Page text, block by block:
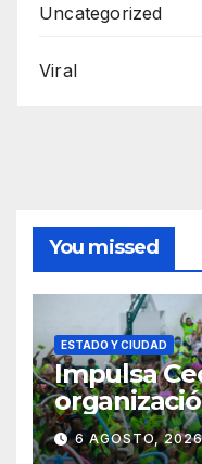
Uncategorized
Viral
You missed
ESTADO Y CIUDAD
Impulsa
Mérida y
vigilancia
6 AGOSTO,